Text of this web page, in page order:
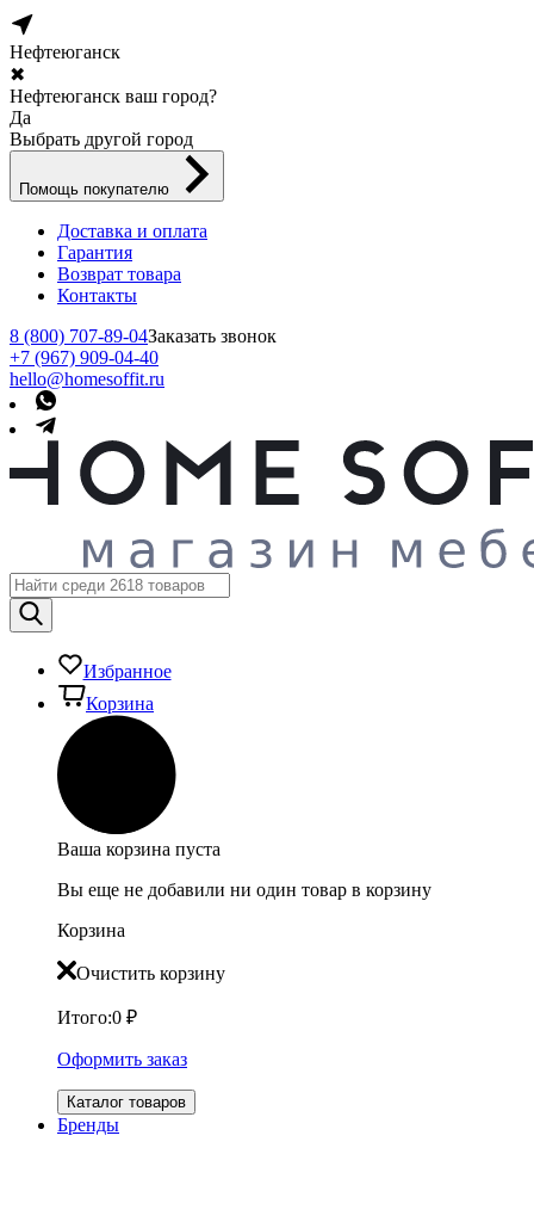
Нефтеюганск
✖
Нефтеюганск ваш город?
Да
Выбрать другой город
Помощь покупателю
Доставка и оплата
Гарантия
Возврат товара
Контакты
8 (800) 707-89-04Заказать звонок
+7 (967) 909-04-40
hello@homesoffit.ru
Избранное
Корзина
Ваша корзина пуста
Вы еще не добавили ни один товар в корзину
Корзина
Очистить корзину
Итого:0 ₽
Оформить заказ
Каталог товаров
Бренды